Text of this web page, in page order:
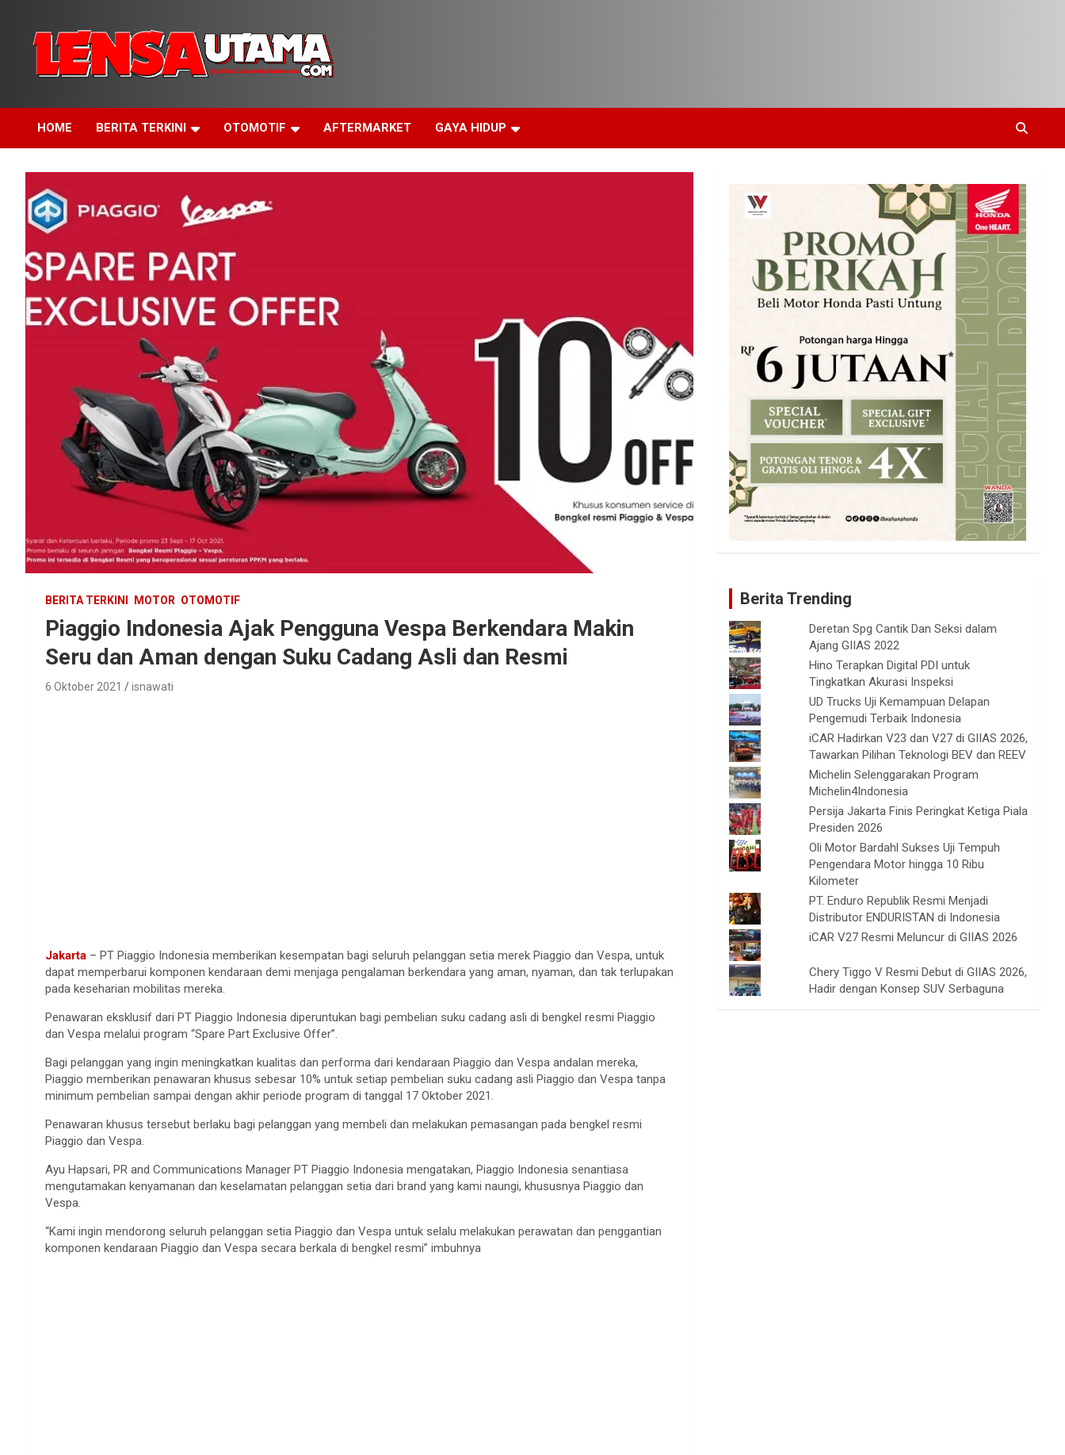
content
LensaUtama
HOME BERITA TERKINI OTOMOTIF AFTERMARKET GAYA HIDUP
BERITA TERKINI MOTOR OTOMOTIF
Piaggio Indonesia Ajak Pengguna Vespa Berkendara Makin
Seru dan Aman dengan Suku Cadang Asli dan Resmi
6 Oktober 2021 isnawati
Jakarta – PT Piaggio Indonesia memberikan kesempatan bagi seluruh pelanggan setia merek Piaggio dan Vespa, untuk
dapat memperbarui komponen kendaraan demi menjaga pengalaman berkendara yang aman, nyaman, dan tak terlupakan
pada keseharian mobilitas mereka.
Penawaran eksklusif dari PT Piaggio Indonesia diperuntukan bagi pembelian suku cadang asli di bengkel resmi Piaggio
dan Vespa melalui program “Spare Part Exclusive Offer”.
Bagi pelanggan yang ingin meningkatkan kualitas dan performa dari kendaraan Piaggio dan Vespa andalan mereka,
Piaggio memberikan penawaran khusus sebesar 10% untuk setiap pembelian suku cadang asli Piaggio dan Vespa tanpa
minimum pembelian sampai dengan akhir periode program di tanggal 17 Oktober 2021.
Penawaran khusus tersebut berlaku bagi pelanggan yang membeli dan melakukan pemasangan pada bengkel resmi
Piaggio dan Vespa.
Ayu Hapsari, PR and Communications Manager PT Piaggio Indonesia mengatakan, Piaggio Indonesia senantiasa
mengutamakan kenyamanan dan keselamatan pelanggan setia dari brand yang kami naungi, khususnya Piaggio dan
Vespa.
“Kami ingin mendorong seluruh pelanggan setia Piaggio dan Vespa untuk selalu melakukan perawatan dan penggantian
komponen kendaraan Piaggio dan Vespa secara berkala di bengkel resmi” imbuhnya
Berita Trending
Deretan Spg Cantik Dan Seksi dalam
Ajang GIIAS 2022
Hino Terapkan Digital PDI untuk
Tingkatkan Akurasi Inspeksi
UD Trucks Uji Kemampuan Delapan
Pengemudi Terbaik Indonesia
iCAR Hadirkan V23 dan V27 di GIIAS 2026,
Tawarkan Pilihan Teknologi BEV dan REEV
Michelin Selenggarakan Program
Michelin4Indonesia
Persija Jakarta Finis Peringkat Ketiga Piala
Presiden 2026
Oli Motor Bardahl Sukses Uji Tempuh
Pengendara Motor hingga 10 Ribu
Kilometer
PT. Enduro Republik Resmi Menjadi
Distributor ENDURISTAN di Indonesia
iCAR V27 Resmi Meluncur di GIIAS 2026
Chery Tiggo V Resmi Debut di GIIAS 2026,
Hadir dengan Konsep SUV Serbaguna